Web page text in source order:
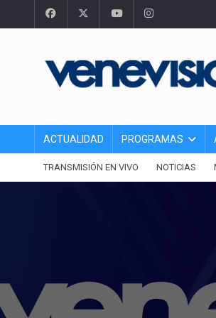
ACTUALIDAD PROGRAMAS
TRANSMISIÓN EN VIVO NOTICIAS